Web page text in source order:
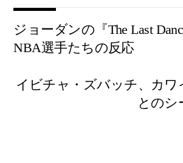
ジョーダンの『The Last
NBA選手たちの反応
イビチャ・ズバッチ、カワ
とのシ